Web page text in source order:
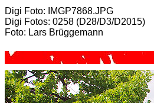
Digi Foto: IMGP7868.JPG
Digi Fotos: 0258 (D28/D3/D2015)
Foto: Lars Brüggemann